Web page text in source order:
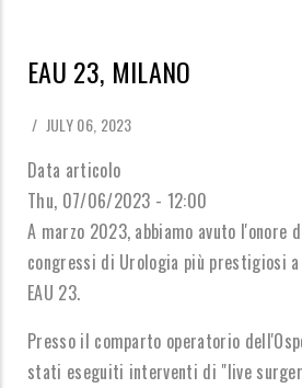
EAU 23, MILANO
/ JULY 06, 2023
Data articolo
Thu, 07/06/2023 - 12:00
A marzo 2023, abbiamo avuto l'onore
congressi di Urologia più prestigiosi
EAU 23.
Presso il comparto operatorio
stati eseguiti interventi di "live